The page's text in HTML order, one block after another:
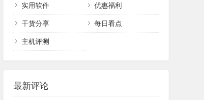
实用软件 优惠福利
干货分享 每日看点
主机评测
最新评论